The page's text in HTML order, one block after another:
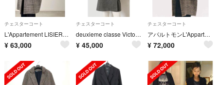
チェスターコート
L'Appartement LISIERE CHECK W COAT
¥ 63,000
チェスターコート
deuxieme classe Victorian arrow ハーフコート
¥ 45,000
チェスターコート
アパルトモンL'Appartementダブルチェックコート 最終お値下げ
¥ 72,000